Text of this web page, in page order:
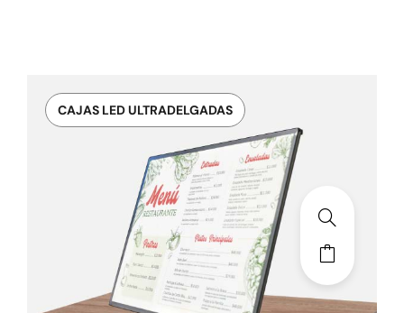
CAJAS LED ULTRADELGADAS